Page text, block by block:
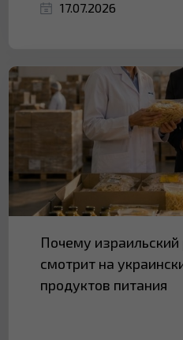
17.07.2026
Почему
смотрит на
продуктов питания